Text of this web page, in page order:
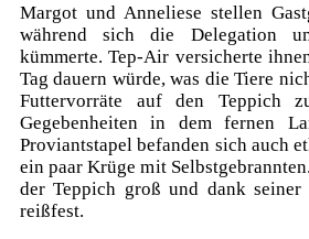
Margot und Anneliese stellen
während sich die Delegation
kümmerte. Tep-Air versicherte
Tag dauern würde, was die Tiere
Futtervorräte auf den Teppich
Gegebenheiten in dem fernen
Proviantstapel befanden sich auch
ein paar Krüge mit
der Teppich groß und dank
reißfest.